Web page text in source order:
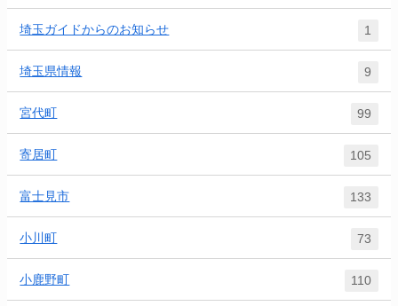
埼玉ガイドからのお知らせ 1
埼玉県情報 9
宮代町 99
寄居町 105
富士見市 133
小川町 73
小鹿野町 110